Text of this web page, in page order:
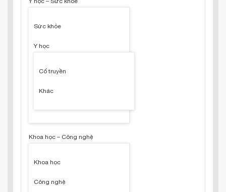
Sức khỏe
Y học
Cổ truyền
Khác
Khoa học – Công nghệ
Khoa học
Công nghệ